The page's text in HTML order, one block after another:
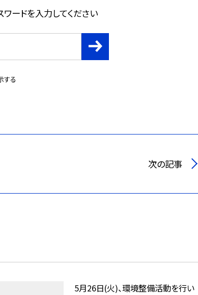
ワードを入力してください
する
次の記事
5月26日(火)、環境整備活動を行い